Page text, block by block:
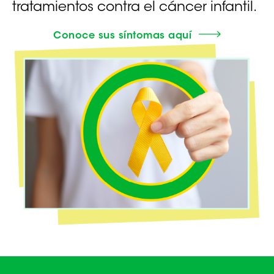
tratamientos contra el cáncer infantil.
Conoce sus síntomas aquí